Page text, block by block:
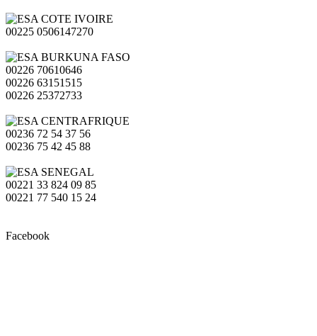
00225 0506147270
00226 70610646
00226 63151515
00226 25372733
00236 72 54 37 56
00236 75 42 45 88
00221 33 824 09 85
00221 77 540 15 24
Facebook